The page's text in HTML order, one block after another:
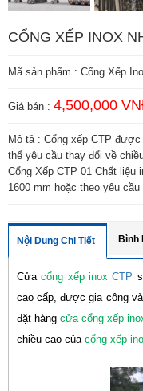
CỔNG XẾP INOX
Mã sản phẩm : Cổng Xếp
Giá bán : 4,500,000
Mô tả : Cổng xếp CTP
thể yêu cầu thay đổi về
Cổng Xếp CTP 01 Chất liệu
1600 mm hoặc theo yêu cầu
Nội Dung Chi Tiết Bình
Cửacổng xếp inoxCTP
cao cấp, được gia công
đặt hàng cửa cổng xếp
chiều cao của cổng xếp